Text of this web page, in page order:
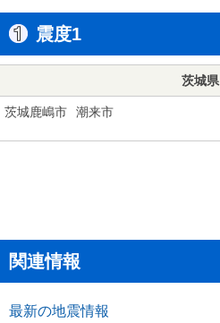
震度1
茨城県
茨城鹿嶋市 潮来市
関連情報
最新の地震情報